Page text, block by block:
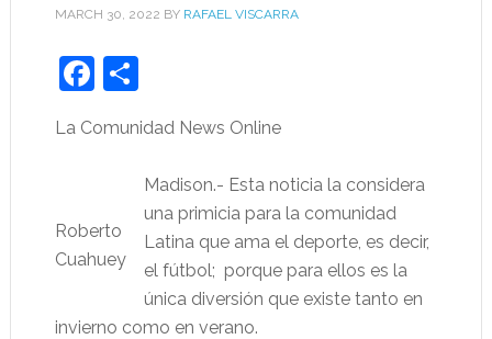
MARCH 30, 2022 BY RAFAEL VISCARRA
Facebook
Share
La Comunidad News Online
Roberto
Cuahuey
Madison.- Esta noticia la considera
una primicia para la comunidad
Latina que ama el deporte, es decir,
el fútbol; porque para ellos es la
única diversión que existe tanto en
invierno como en verano.